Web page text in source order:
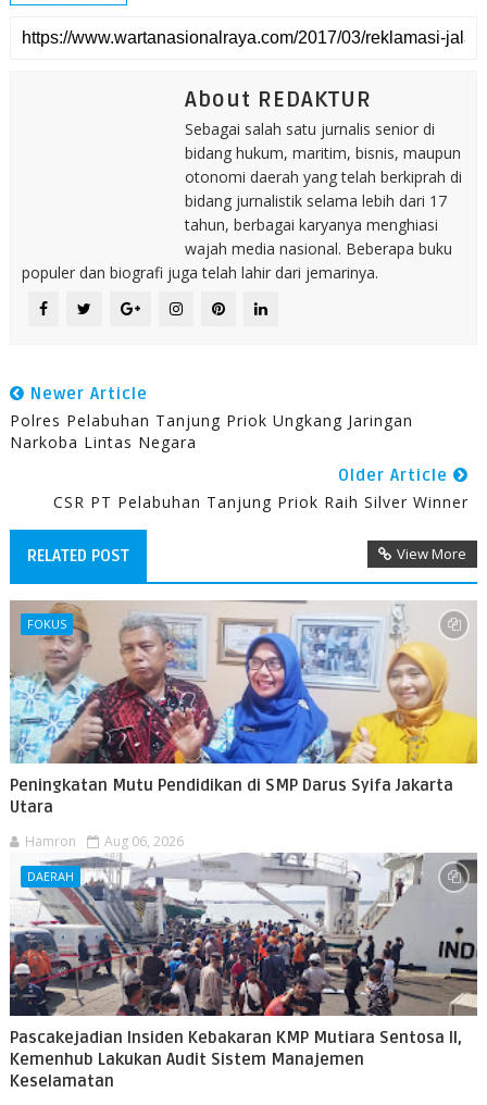
About REDAKTUR
Sebagai salah satu jurnalis senior di
bidang hukum, maritim, bisnis, maupun
otonomi daerah yang telah berkiprah di
bidang jurnalistik selama lebih dari 17
tahun, berbagai karyanya menghiasi
wajah media nasional. Beberapa buku
populer dan biografi juga telah lahir dari jemarinya.
Newer Article
Polres Pelabuhan Tanjung Priok Ungkang Jaringan
Narkoba Lintas Negara
Older Article
CSR PT Pelabuhan Tanjung Priok Raih Silver Winner
RELATED POST View More
FOKUS
Peningkatan Mutu Pendidikan di SMP Darus Syifa Jakarta
Utara
Hamron Aug 06, 2026
DAERAH
Pascakejadian Insiden Kebakaran KMP Mutiara Sentosa II,
Kemenhub Lakukan Audit Sistem Manajemen
Keselamatan